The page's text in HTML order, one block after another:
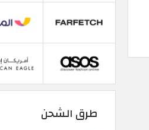
طرق الشحن